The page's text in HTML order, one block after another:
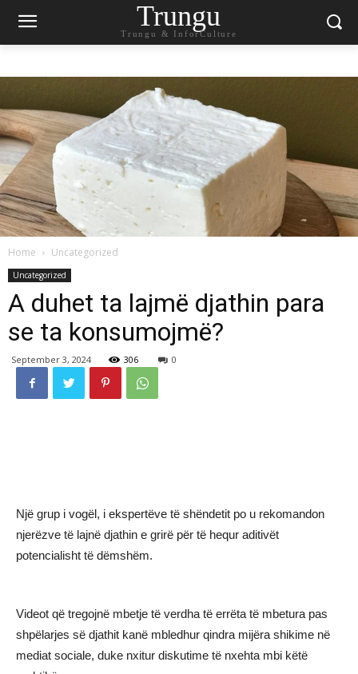
Trungu
Trungu & InforCulture
Home Uncategorized
Uncategorized
A duhet ta lajmë djathin para
se ta konsumojmë?
September 3, 2024 306 0
Një grup i vogël, i ekspertëve të shëndetit po u rekomandon
njerëzve të lajnë djathin e grirë për të hequr aditivët
potencialisht të dëmshëm.
Videot që tregojnë mbetje të verdha të errëta të mbetura pas
shpëlarjes së djathit kanë mbledhur qindra mijëra shikime në
mediat sociale, duke nxitur diskutime të nxehta mbi këtë